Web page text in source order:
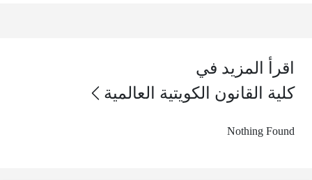
اقرأ المزيد في
كلية القانون الكويتية العالمية
Nothing Found